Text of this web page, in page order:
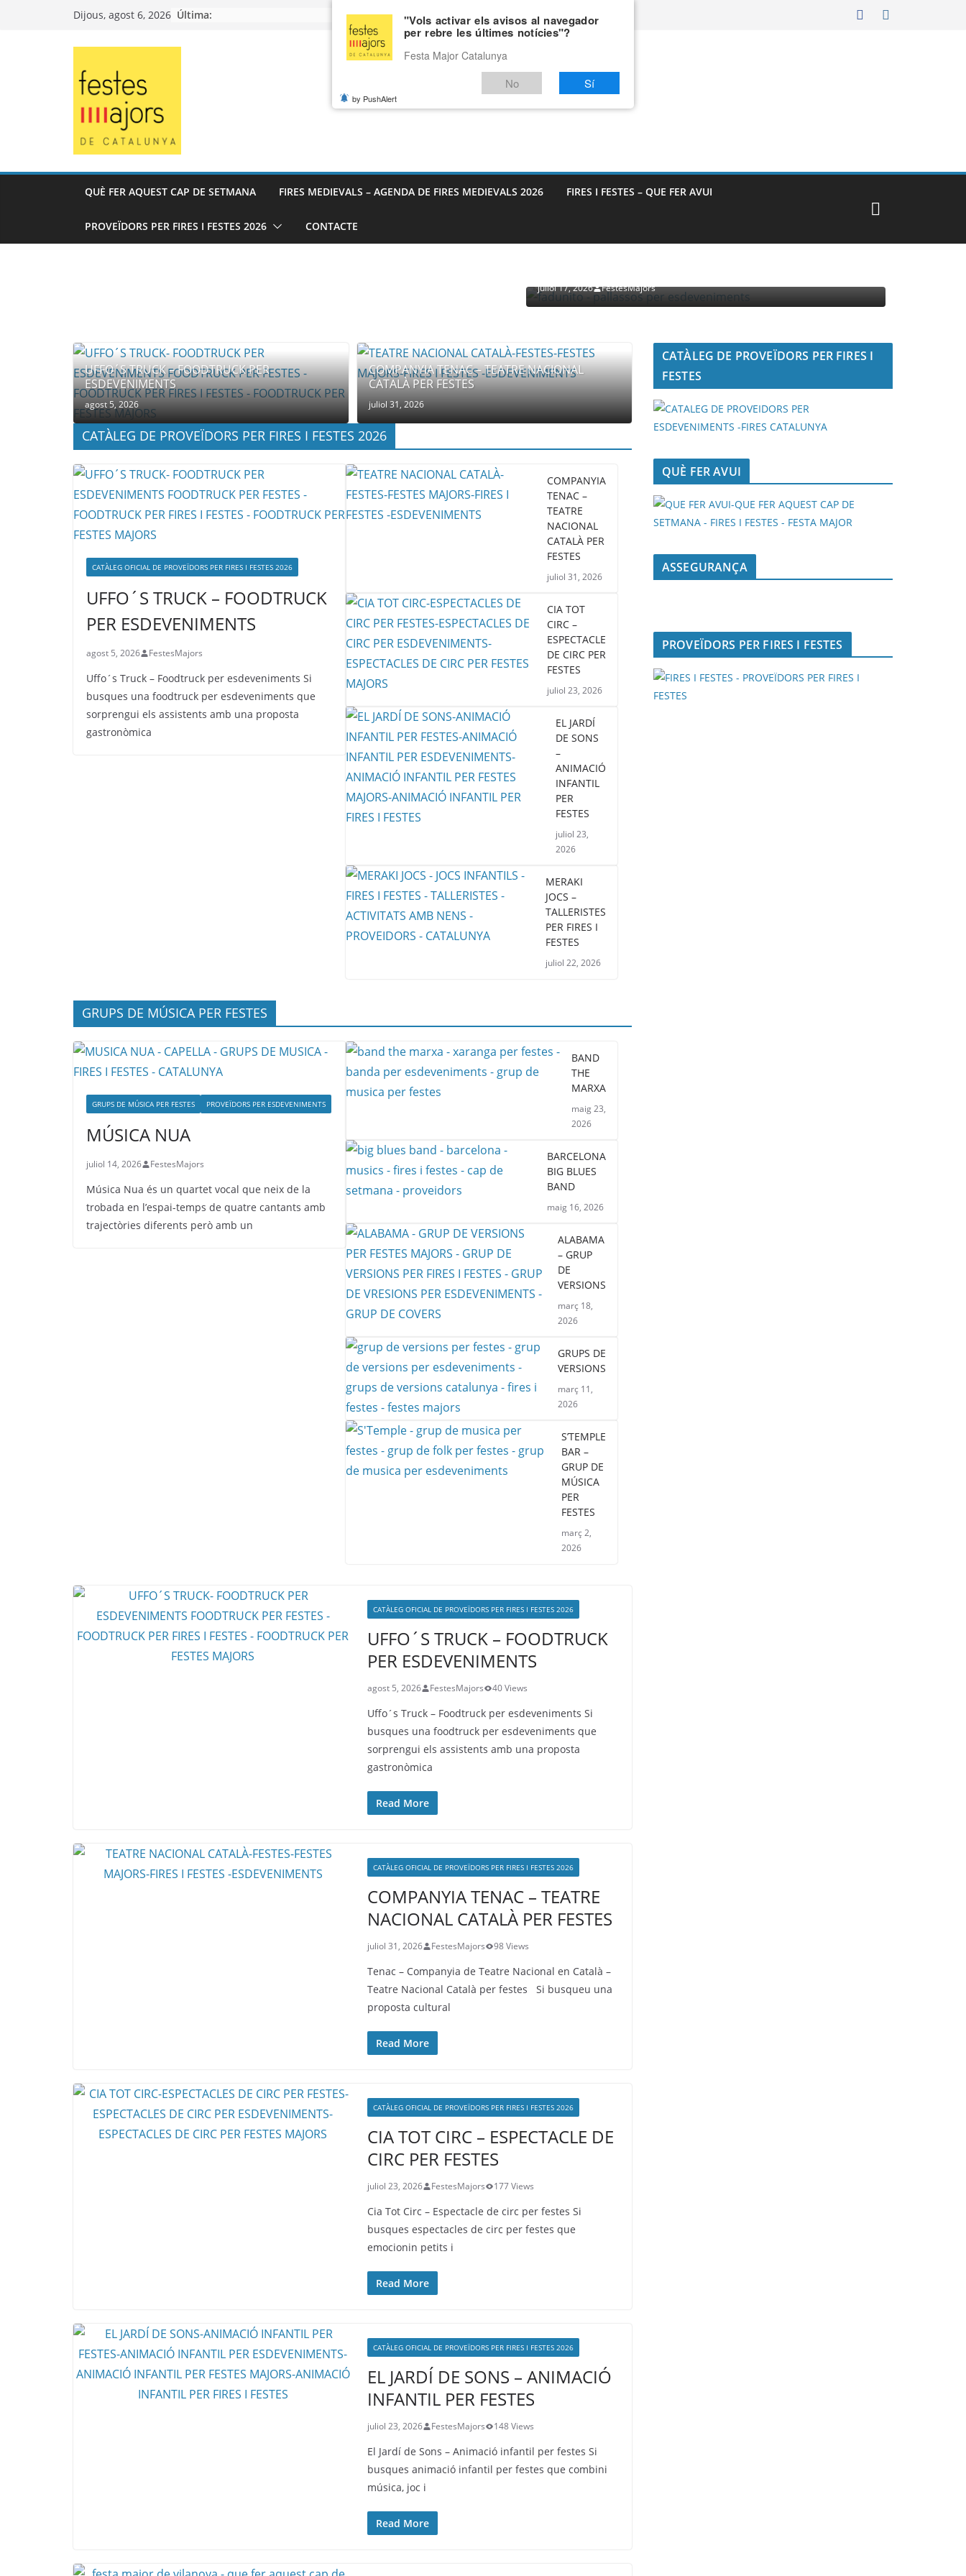
Dijous, agost 6, 2026 Última:
QUÈ FER AQUEST CAP DE SETMANA FIRES MEDIEVALS – AGENDA DE FIRES MEDIEVALS 2026 FIRES I FESTES – QUE FER AVUI
PROVEÏDORS PER FIRES I FESTES 2026 CONTACTE
juliol 17, 2026 FestesMajors
UFFO´S TRUCK – FOODTRUCK PER
ESDEVENIMENTS
agost 5, 2026
COMPANYIA TENAC – TEATRE NACIONAL
CATALÀ PER FESTES
juliol 31, 2026
CATÀLEG DE PROVEÏDORS PER FIRES I FESTES 2026
CATÀLEG OFICIAL DE PROVEÏDORS PER FIRES I FESTES 2026
UFFO´S TRUCK – FOODTRUCK
PER ESDEVENIMENTS
agost 5, 2026 FestesMajors
Uffo´s Truck – Foodtruck per esdeveniments Si
busques una foodtruck per esdeveniments que
sorprengui els assistents amb una proposta
gastronòmica
COMPANYIA
TENAC –
TEATRE
NACIONAL
CATALÀ PER
FESTES
juliol 31, 2026
CIA TOT
CIRC –
ESPECTACLE
DE CIRC PER
FESTES
juliol 23, 2026
EL JARDÍ
DE SONS
–
ANIMACIÓ
INFANTIL
PER
FESTES
juliol 23,
2026
MERAKI
JOCS –
TALLERISTES
PER FIRES I
FESTES
juliol 22, 2026
GRUPS DE MÚSICA PER FESTES
GRUPS DE MÚSICA PER FESTES PROVEÏDORS PER ESDEVENIMENTS
MÚSICA NUA
juliol 14, 2026 FestesMajors
Música Nua és un quartet vocal que neix de la
trobada en l’espai-temps de quatre cantants amb
trajectòries diferents però amb un
BAND
THE
MARXA
maig 23,
2026
BARCELONA
BIG BLUES
BAND
maig 16, 2026
ALABAMA
– GRUP
DE
VERSIONS
març 18,
2026
GRUPS DE
VERSIONS
març 11,
2026
S’TEMPLE
BAR –
GRUP DE
MÚSICA
PER
FESTES
març 2,
2026
CATÀLEG OFICIAL DE PROVEÏDORS PER FIRES I FESTES 2026
UFFO´S TRUCK – FOODTRUCK
PER ESDEVENIMENTS
agost 5, 2026 FestesMajors 40 Views
Uffo´s Truck – Foodtruck per esdeveniments Si
busques una foodtruck per esdeveniments que
sorprengui els assistents amb una proposta
gastronòmica
Read More
CATÀLEG OFICIAL DE PROVEÏDORS PER FIRES I FESTES 2026
COMPANYIA TENAC – TEATRE
NACIONAL CATALÀ PER FESTES
juliol 31, 2026 FestesMajors 98 Views
Tenac – Companyia de Teatre Nacional en Català –
Teatre Nacional Català per festes Si busqueu una
proposta cultural
Read More
CATÀLEG OFICIAL DE PROVEÏDORS PER FIRES I FESTES 2026
CIA TOT CIRC – ESPECTACLE DE
CIRC PER FESTES
juliol 23, 2026 FestesMajors 177 Views
Cia Tot Circ – Espectacle de circ per festes Si
busques espectacles de circ per festes que
emocionin petits i
Read More
CATÀLEG OFICIAL DE PROVEÏDORS PER FIRES I FESTES 2026
EL JARDÍ DE SONS – ANIMACIÓ
INFANTIL PER FESTES
juliol 23, 2026 FestesMajors 148 Views
El Jardí de Sons – Animació infantil per festes Si
busques animació infantil per festes que combini
música, joc i
Read More
CATÀLEG DE PROVEÏDORS PER FIRES I
FESTES
QUÈ FER AVUI
ASSEGURANÇA
PROVEÏDORS PER FIRES I FESTES
"Vols activar els avisos al navegador
per rebre les últimes notícies"?
Festa Major Catalunya
No Sí
by PushAlert